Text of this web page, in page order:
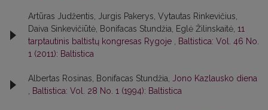
Artūras Judžentis, Jurgis Pakerys, Vytautas Rinkevičius,
Daiva Sinkevičiūtė, Bonifacas Stundžia, Eglė Žilinskaitė, 11
tarptautinis baltistų kongresas Rygoje , Baltistica: Vol. 46 No.
1 (2011): Baltistica
Albertas Rosinas, Bonifacas Stundžia, Jono Kazlausko diena
, Baltistica: Vol. 28 No. 1 (1994): Baltistica